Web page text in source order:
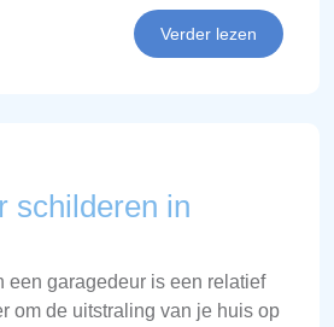
Verder lezen
schilderen in
een garagedeur is een relatief
om de uitstraling van je huis op